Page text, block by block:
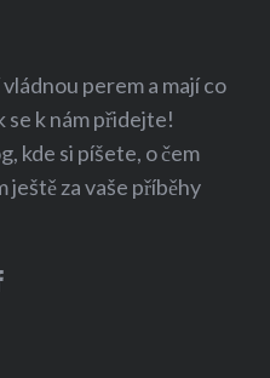
perem a mají co
se k nám přidejte!
kde si píšete, o čem
ještě za vaše příběhy